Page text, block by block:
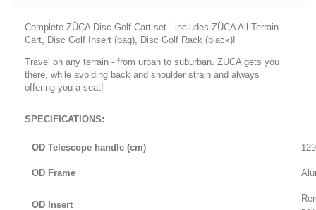
Complete ZÜCA Disc Golf Cart set - includes ZÜCA All-Terrain
Cart, Disc Golf Insert (bag), Disc Golf Rack (black)!
Travel on any terrain - from urban to suburban. ZÜCA gets you
there, while avoiding back and shoulder strain and always
offering you a seat!
SPECIFICATIONS:
OD Telescope handle (cm)
OD Frame
OD Insert